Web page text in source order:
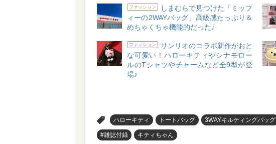
ファッション
しまむらで見つけた「ミッフ
ィーの2WAYバッグ」高級感たっぷり＆
めちゃくちゃ機能的だった♪
ファッション
サンリオのコラボ新作がおと
な可愛い！ハローキティやシナモロー
ルのTシャツやチャームなど全9型が登
場♪
ハローキティ トートバッグ 3WAYキルティングバッグ
#雑誌付録 キティちゃん